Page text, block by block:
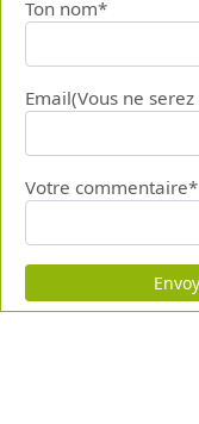
Ton nom*
Email(Vous ne
Votre commentaire*